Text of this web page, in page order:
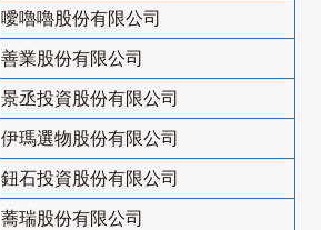
噯嚕嚕股份有限公司
善業股份有限公司
景丞投資股份有限公司
伊瑪選物股份有限公司
鈕石投資股份有限公司
蕎瑞股份有限公司